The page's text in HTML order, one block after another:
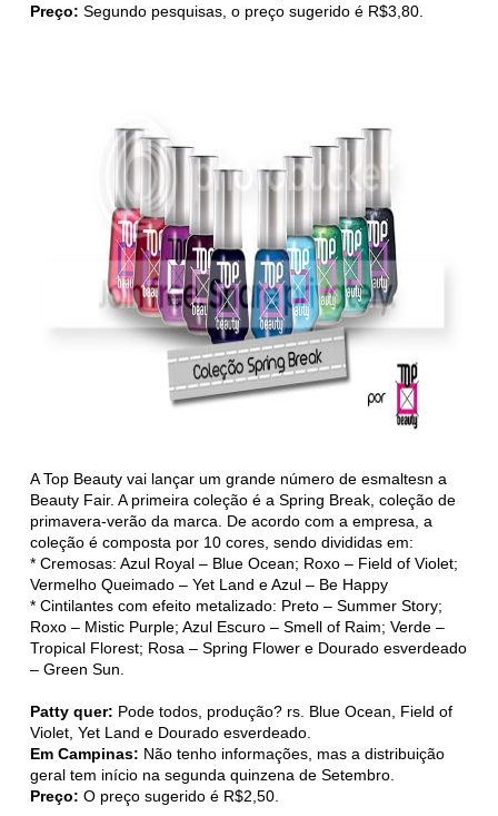
Preço: Segundo pesquisas, o preço sugerido é R$3,80.
A Top Beauty vai lançar um grande número de esmaltesn a
Beauty Fair. A primeira coleção é a Spring Break, coleção de
primavera-verão da marca. De acordo com a empresa, a
coleção é composta por 10 cores, sendo divididas em:
* Cremosas: Azul Royal – Blue Ocean; Roxo – Field of Violet;
Vermelho Queimado – Yet Land e Azul – Be Happy
* Cintilantes com efeito metalizado: Preto – Summer Story;
Roxo – Mistic Purple; Azul Escuro – Smell of Raim; Verde –
Tropical Florest; Rosa – Spring Flower e Dourado esverdeado
– Green Sun.
Patty quer: Pode todos, produção? rs. Blue Ocean, Field of
Violet, Yet Land e Dourado esverdeado.
Em Campinas: Não tenho informações, mas a distribuição
geral tem início na segunda quinzena de Setembro.
Preço: O preço sugerido é R$2,50.